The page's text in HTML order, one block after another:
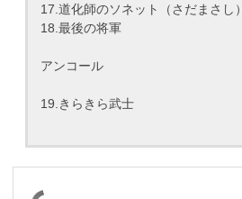
17.道化師のソネット（さだまさし）
18.最後の将軍
アンコール
19.きらきら武士